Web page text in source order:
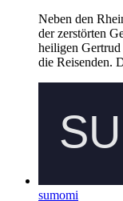
Neben den
der zerstörten
heiligen
die Reisenden.
sumomi